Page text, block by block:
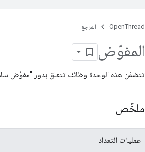
OpenThread المرجع
المفوّض
تتضمّن هذه الوحدة وظائف تتعلق بدور "مفوَّض
ملخّص
عمليات التعداد